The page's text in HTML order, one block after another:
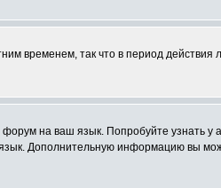
временем, так что в период действия
форум на ваш язык. Попробуйте узнать
Дополнительную информацию вы